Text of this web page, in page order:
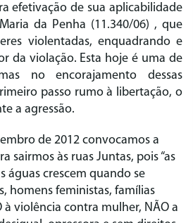
efetivação de sua aplicabilidade
da Penha (11.340/06) , que
violentadas, enquadrando e
da violação. Esta hoje é uma de
no encorajamento dessas
passo rumo à libertação, o
a agressão.
de 2012 convocamos a
sairmos às ruas Juntas, pois “as
águas crescem quando se
homens feministas, famílias
à violência contra mulher, NÃO a